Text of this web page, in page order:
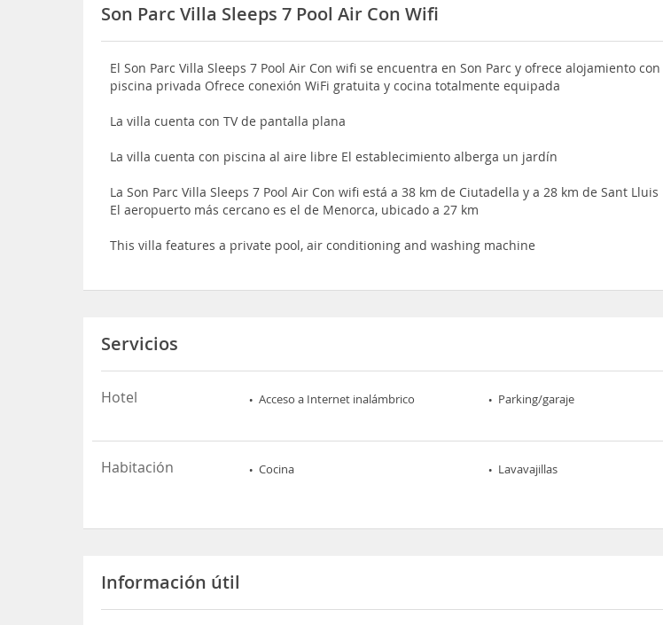
Son Parc Villa Sleeps 7 Pool Air Con Wifi
El Son Parc Villa Sleeps 7 Pool Air Con wifi se encuentra en Son Parc y ofrece alojamiento con
piscina privada Ofrece conexión WiFi gratuita y cocina totalmente equipada
La villa cuenta con TV de pantalla plana
La villa cuenta con piscina al aire libre El establecimiento alberga un jardín
La Son Parc Villa Sleeps 7 Pool Air Con wifi está a 38 km de Ciutadella y a 28 km de Sant Lluis
El aeropuerto más cercano es el de Menorca, ubicado a 27 km
This villa features a private pool, air conditioning and washing machine
Servicios
Hotel Acceso a Internet inalámbrico Parking/garaje
Habitación Cocina Lavavajillas
Información útil